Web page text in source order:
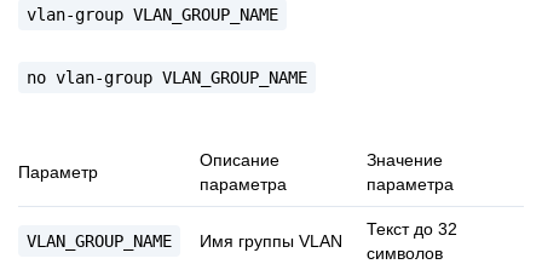
vlan-group VLAN_GROUP_NAME
no vlan-group VLAN_GROUP_NAME
Параметр
Описание
параметра
Значение
параметра
VLAN_GROUP_NAME Имя группы VLAN
Текст до 32
символов